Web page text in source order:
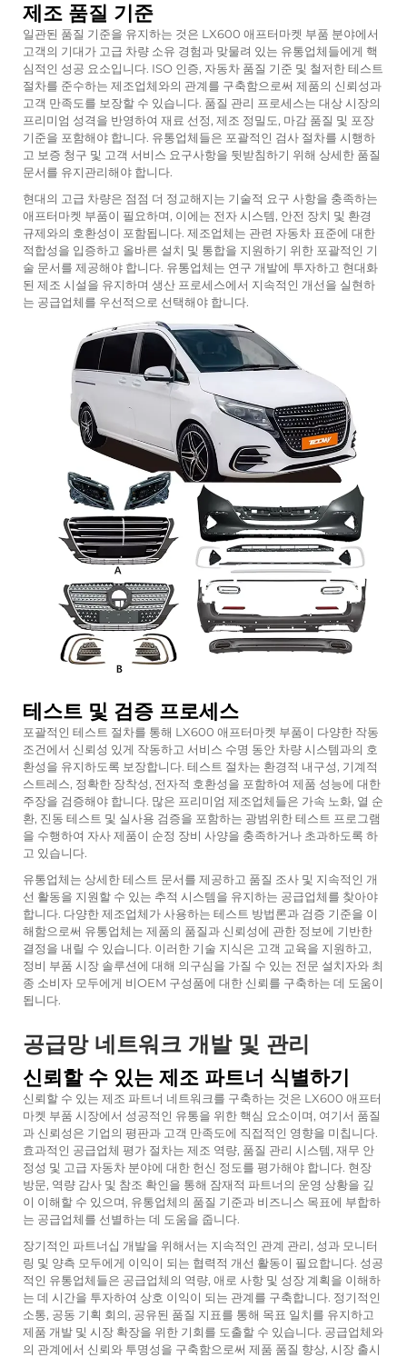
제조 품질 기준
일관된 품질 기준을 유지하는 것은 LX600 애프터마켓 부품 분야에서
고객의 기대가 고급 차량 소유 경험과 맞물려 있는 유통업체들에게 핵
심적인 성공 요소입니다. ISO 인증, 자동차 품질 기준 및 철저한 테스트
절차를 준수하는 제조업체와의 관계를 구축함으로써 제품의 신뢰성과
고객 만족도를 보장할 수 있습니다. 품질 관리 프로세스는 대상 시장의
프리미엄 성격을 반영하여 재료 선정, 제조 정밀도, 마감 품질 및 포장
기준을 포함해야 합니다. 유통업체들은 포괄적인 검사 절차를 시행하
고 보증 청구 및 고객 서비스 요구사항을 뒷받침하기 위해 상세한 품질
문서를 유지관리해야 합니다.
현대의 고급 차량은 점점 더 정교해지는 기술적 요구 사항을 충족하는
애프터마켓 부품이 필요하며, 이에는 전자 시스템, 안전 장치 및 환경
규제와의 호환성이 포함됩니다. 제조업체는 관련 자동차 표준에 대한
적합성을 입증하고 올바른 설치 및 통합을 지원하기 위한 포괄적인 기
술 문서를 제공해야 합니다. 유통업체는 연구 개발에 투자하고 현대화
된 제조 시설을 유지하며 생산 프로세스에서 지속적인 개선을 실현하
는 공급업체를 우선적으로 선택해야 합니다.
테스트 및 검증 프로세스
포괄적인 테스트 절차를 통해 LX600 애프터마켓 부품이 다양한 작동
조건에서 신뢰성 있게 작동하고 서비스 수명 동안 차량 시스템과의 호
환성을 유지하도록 보장합니다. 테스트 절차는 환경적 내구성, 기계적
스트레스, 정확한 장착성, 전자적 호환성을 포함하여 제품 성능에 대한
주장을 검증해야 합니다. 많은 프리미엄 제조업체들은 가속 노화, 열 순
환, 진동 테스트 및 실사용 검증을 포함하는 광범위한 테스트 프로그램
을 수행하여 자사 제품이 순정 장비 사양을 충족하거나 초과하도록 하
고 있습니다.
유통업체는 상세한 테스트 문서를 제공하고 품질 조사 및 지속적인 개
선 활동을 지원할 수 있는 추적 시스템을 유지하는 공급업체를 찾아야
합니다. 다양한 제조업체가 사용하는 테스트 방법론과 검증 기준을 이
해함으로써 유통업체는 제품의 품질과 신뢰성에 관한 정보에 기반한
결정을 내릴 수 있습니다. 이러한 기술 지식은 고객 교육을 지원하고,
정비 부품 시장 솔루션에 대해 의구심을 가질 수 있는 전문 설치자와 최
종 소비자 모두에게 비OEM 구성품에 대한 신뢰를 구축하는 데 도움이
됩니다.
공급망 네트워크 개발 및 관리
신뢰할 수 있는 제조 파트너 식별하기
신뢰할 수 있는 제조 파트너 네트워크를 구축하는 것은 LX600 애프터
마켓 부품 시장에서 성공적인 유통을 위한 핵심 요소이며, 여기서 품질
과 신뢰성은 기업의 평판과 고객 만족도에 직접적인 영향을 미칩니다.
효과적인 공급업체 평가 절차는 제조 역량, 품질 관리 시스템, 재무 안
정성 및 고급 자동차 분야에 대한 헌신 정도를 평가해야 합니다. 현장
방문, 역량 감사 및 참조 확인을 통해 잠재적 파트너의 운영 상황을 깊
이 이해할 수 있으며, 유통업체의 품질 기준과 비즈니스 목표에 부합하
는 공급업체를 선별하는 데 도움을 줍니다.
장기적인 파트너십 개발을 위해서는 지속적인 관계 관리, 성과 모니터
링 및 양측 모두에게 이익이 되는 협력적 개선 활동이 필요합니다. 성공
적인 유통업체들은 공급업체의 역량, 애로 사항 및 성장 계획을 이해하
는 데 시간을 투자하여 상호 이익이 되는 관계를 구축합니다. 정기적인
소통, 공동 기획 회의, 공유된 품질 지표를 통해 목표 일치를 유지하고
제품 개발 및 시장 확장을 위한 기회를 도출할 수 있습니다. 공급업체와
의 관계에서 신뢰와 투명성을 구축함으로써 제품 품질 향상, 시장 출시